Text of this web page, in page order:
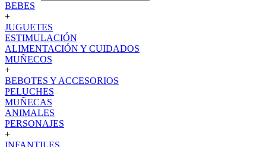
BEBES
+
JUGUETES
ESTIMULACIÓN
ALIMENTACIÓN Y CUIDADOS
MUÑECOS
+
BEBOTES Y ACCESORIOS
PELUCHES
MUÑECAS
ANIMALES
PERSONAJES
+
INFANTILES